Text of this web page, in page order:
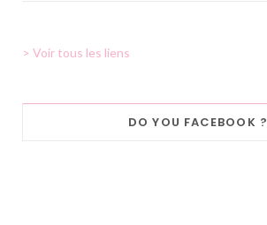
> Voir tous les liens
DO YOU FACEBOOK ?